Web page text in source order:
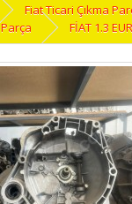
Fiat Ticari Çıkma
FİAT 1.3